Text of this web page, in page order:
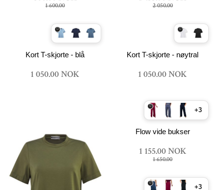
1 600.00 2 050.00
Kort T-skjorte - blå
1 050.00 NOK
Kort T-skjorte - nøytral
1 050.00 NOK
+3
Flow vide bukser
1 155.00 NOK
1 650.00
+3